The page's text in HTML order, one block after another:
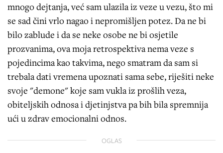
mnogo dejtanja, već sam ulazila iz veze u vezu, što mi
se sad čini vrlo nagao i nepromišljen potez. Da ne bi
bilo zablude i da se neke osobe ne bi osjetile
prozvanima, ova moja retrospektiva nema veze s
pojedincima kao takvima, nego smatram da sam si
trebala dati vremena upoznati sama sebe, riješiti neke
svoje "demone" koje sam vukla iz prošlih veza,
obiteljskih odnosa i djetinjstva pa bih bila spremnija
ući u zdrav emocionalni odnos.
OGLAS